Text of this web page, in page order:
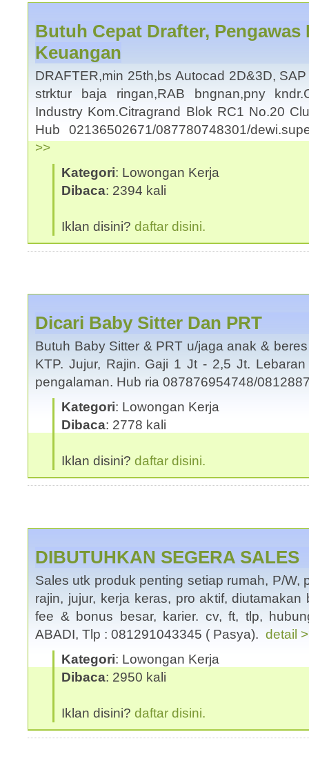
Butuh Cepat Drafter, Pengawas
Keuangan
DRAFTER,min 25th,bs Autocad 2D&3D,
strktur baja ringan,RAB bngnan,pny
Industry Kom.Citragrand Blok RC1 No.20
Hub 02136502671/087780748301/
>>
Kategori: Lowongan Kerja
Dibaca: 2394 kali
Iklan disini? daftar disini.
Dicari Baby Sitter Dan PRT
Butuh Baby Sitter & PRT u/jaga anak &
KTP. Jujur, Rajin. Gaji 1 Jt - 2,5 Jt.
pengalaman. Hub ria 087876954748/
Kategori: Lowongan Kerja
Dibaca: 2778 kali
Iklan disini? daftar disini.
DIBUTUHKAN SEGERA SALES
Sales utk produk penting setiap rumah, P/W,
rajin, jujur, kerja keras, pro aktif,
fee & bonus besar, karier. cv, ft, tlp,
ABADI, Tlp : 081291043345 ( Pasya). detail
Kategori: Lowongan Kerja
Dibaca: 2950 kali
Iklan disini? daftar disini.